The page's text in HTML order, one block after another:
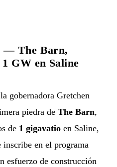
— The Barn,
GW en Saline
gobernadora Gretchen
piedra de The Barn,
de 1 gigavatio en Saline,
en el programa
esfuerzo de construcción